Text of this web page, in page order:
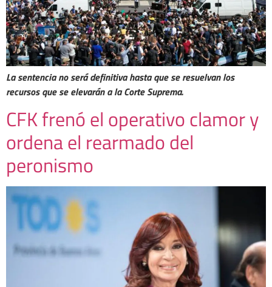
La sentencia no será definitiva hasta que se resuelvan los
recursos que se elevarán a la Corte Suprema.
CFK frenó el operativo clamor y
ordena el rearmado del
peronismo